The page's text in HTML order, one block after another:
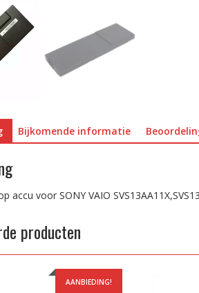
Bijkomende informatie
accu voor SONY VAIO
producten
AANBIEDING!